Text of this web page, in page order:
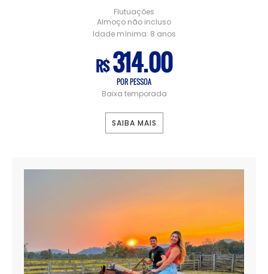
Flutuações
Almoço não incluso
Idade mínima: 8 anos
R$314.00
POR PESSOA
Baixa temporada
SAIBA MAIS